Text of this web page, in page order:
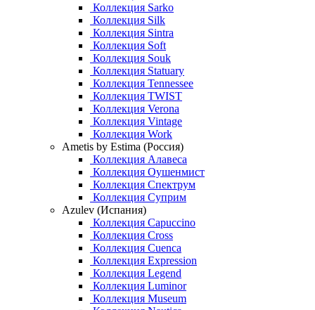
Коллекция Sarko
Коллекция Silk
Коллекция Sintra
Коллекция Soft
Коллекция Souk
Коллекция Statuary
Коллекция Tennessee
Коллекция TWIST
Коллекция Verona
Коллекция Vintage
Коллекция Work
Ametis by Estima (Россия)
Коллекция Алавеса
Коллекция Оушенмист
Коллекция Спектрум
Коллекция Суприм
Azulev (Испания)
Коллекция Capuccino
Коллекция Cross
Коллекция Cuenca
Коллекция Expression
Коллекция Legend
Коллекция Luminor
Коллекция Museum